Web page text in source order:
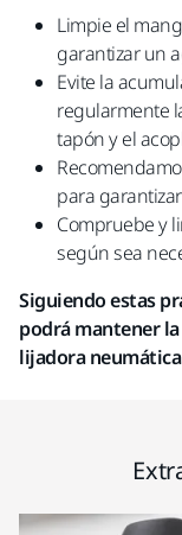
Limpie el
garantizar un
Evite la
regularmente
tapón y el
para
Compruebe y
según sea
Siguiendo estas
podrá mantener
lijadora